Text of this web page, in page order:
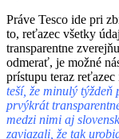
Práve Tesco ide pri
to, reťazec všetky
transparentne
odmerať, je možné
prístupu teraz
teší, že minulý týždeň
prvýkrát
medzi nimi aj
zaviazali, že tak